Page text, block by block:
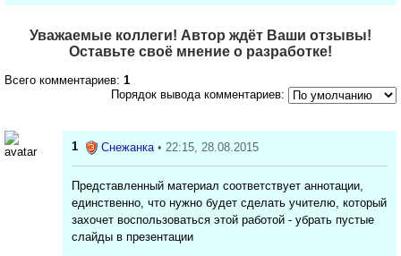
Уважаемые коллеги! Автор ждёт Ваши отзывы!
Оставьте своё мнение о разработке!
Всего комментариев: 1
Порядок вывода комментариев:
1 Снежанка • 22:15, 28.08.2015
Представленный материал соответствует аннотации,
единственно, что нужно будет сделать учителю, который
захочет воспользоваться этой работой - убрать пустые
слайды в презентации